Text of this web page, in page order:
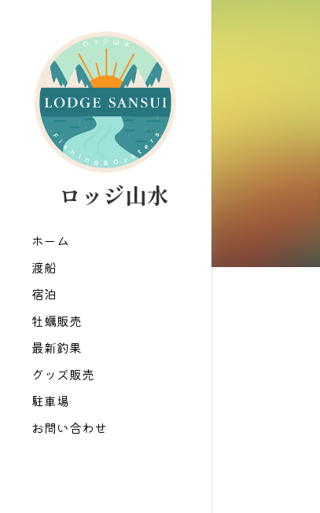
   ロッジ山水
ホーム
渡船
宿泊
牡蠣販売
最新釣果
グッズ販売
駐車場
お問い合わせ